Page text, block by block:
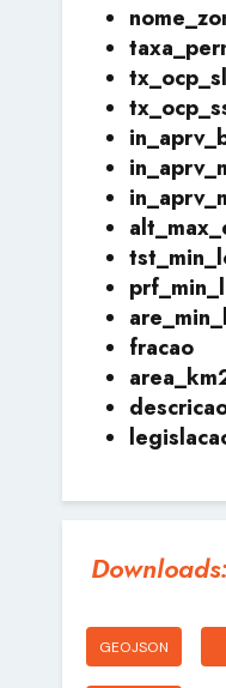
tx_ocp_sl
fracao
GEOJSON